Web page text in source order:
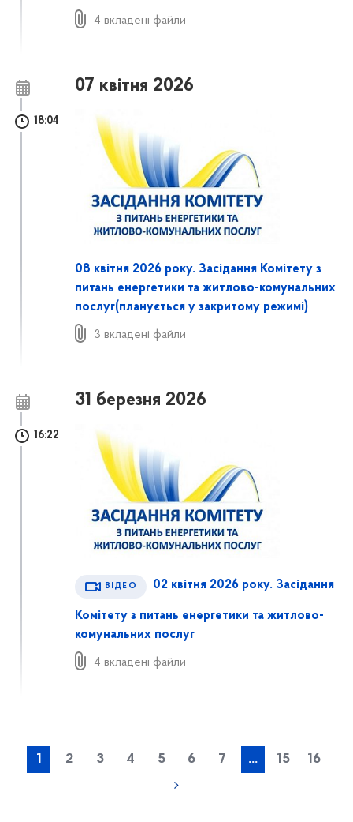
4 вкладені файли
07 квітня 2026
18:04
08 квітня 2026 року. Засідання Комітету з
питань енергетики та житлово-комунальних
послуг(планується у закритому режимі)
3 вкладені файли
31 березня 2026
16:22
ВІДЕО 02 квітня 2026 року. Засідання
Комітету з питань енергетики та житлово-
комунальних послуг
4 вкладені файли
1 2 3 4 5 6 7 ... 15 16